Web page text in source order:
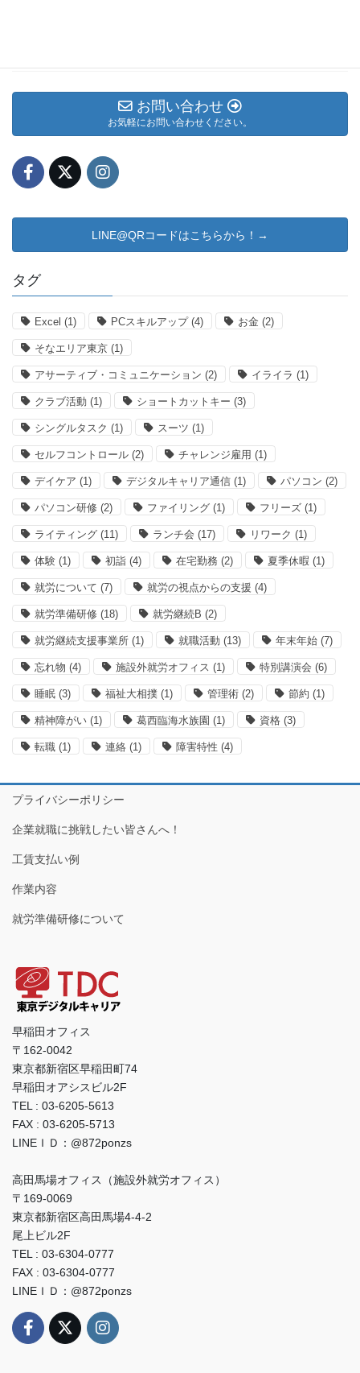
お問い合わせ
お気軽にお問い合わせください。
LINE@QRコードはこちらから！→
タグ
Excel (1) PCスキルアップ(4) お金 (2)
そなエリア東京 (1)
アサーティブ・コミュニケーション (2) イライラ (1)
クラブ活動 (1) ショートカットキー (3)
シングルタスク (1) スーツ (1)
セルフコントロール (2) チャレンジ雇用 (1)
デイケア (1) デジタルキャリア通信 (1) パソコン (2)
パソコン研修 (2) ファイリング (1) フリーズ (1)
ライティング (11) ランチ会 (17) リワーク (1)
体験 (1) 初詣 (4) 在宅勤務 (2) 夏季休暇 (1)
就労について (7) 就労の視点からの支援 (4)
就労準備研修 (18) 就労継続B (2)
就労継続支援事業所 (1) 就職活動 (13) 年末年始 (7)
忘れ物 (4) 施設外就労オフィス (1) 特別講演会 (6)
睡眠 (3) 福祉大相撲 (1) 管理術 (2) 節約 (1)
精神障がい (1) 葛西臨海水族園 (1) 資格 (3)
転職 (1) 連絡 (1) 障害特性 (4)
プライバシーポリシー
企業就職に挑戦したい皆さんへ！
工賃支払い例
作業内容
就労準備研修について
早稲田オフィス
〒162-0042
東京都新宿区早稲田町74
早稲田オアシスビル2F
TEL : 03-6205-5613
FAX : 03-6205-5713
LINEＩＤ：@872ponzs
高田馬場オフィス（施設外就労オフィス）
〒169-0069
東京都新宿区高田馬場4-4-2
尾上ビル2F
TEL : 03-6304-0777
FAX : 03-6304-0777
LINEＩＤ：@872ponzs